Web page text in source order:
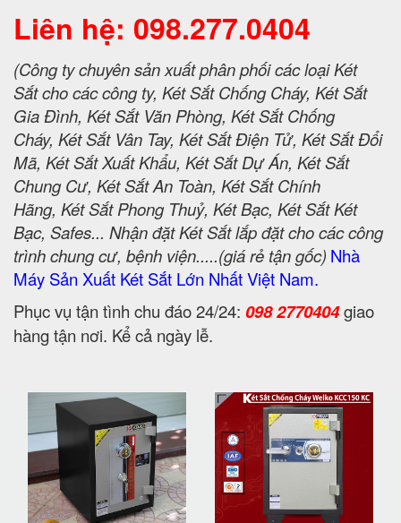
Liên hệ: 098.277.0404
(Công ty chuyên sản xuất phân phối các loại Két
Sắt cho các công ty, Két Sắt Chống Cháy, Két Sắt
Gia Đình, Két Sắt Văn Phòng, Két Sắt Chống
Cháy, Két Sắt Vân Tay, Két Sắt Điện Tử, Két Sắt Đổi
Mã, Két Sắt Xuất Khẩu, Két Sắt Dự Án, Két Sắt
Chung Cư, Két Sắt An Toàn, Két Sắt Chính
Hãng, Két Sắt Phong Thuỷ, Két Bạc, Két Sắt Két
Bạc, Safes... Nhận đặt Két Sắt lắp đặt cho các công
trình chung cư, bệnh viện.....(giá rẻ tận gốc) Nhà
Máy Sản Xuất Két Sắt Lớn Nhất Việt Nam.
Phục vụ tận tình chu đáo 24/24: 098 2770404giao
hàng tận nơi. Kể cả ngày lễ.